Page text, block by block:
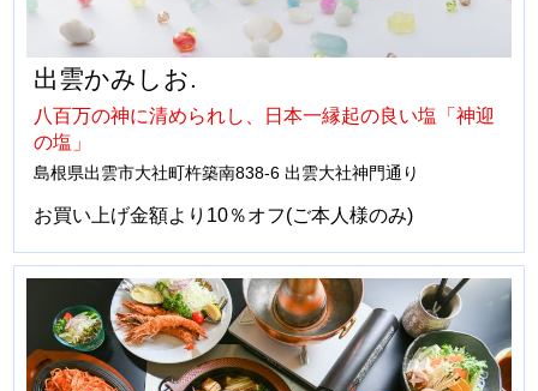
出雲かみしお.
八百万の神に清められし、日本一縁起の良い塩「神迎
の塩」
島根県出雲市大社町杵築南838-6 出雲大社神門通り
お買い上げ金額より10％オフ(ご本人様のみ)